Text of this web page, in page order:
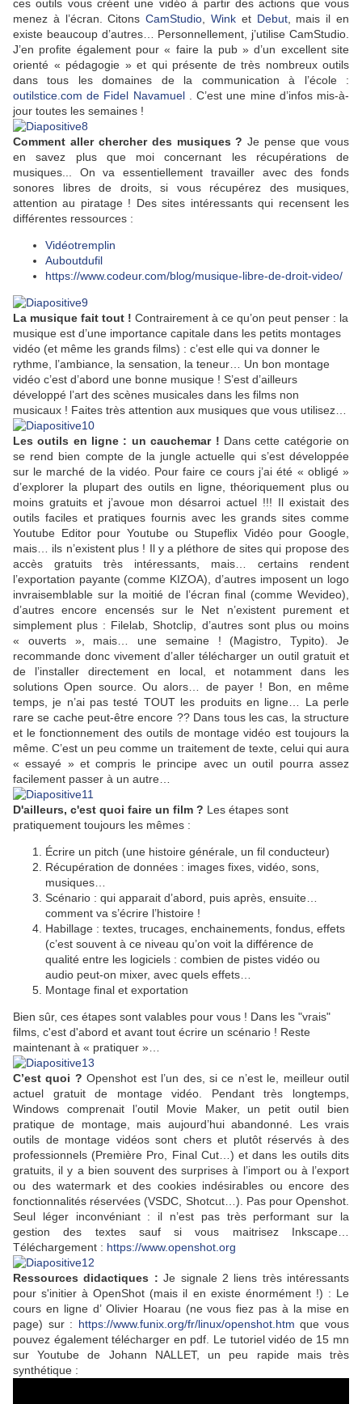
ces outils vous créent une vidéo à partir des actions que vous
menez à l’écran. CitonsCamStudio ,Wink et Debut, mais il en
existe beaucoup d’autres… Personnellement, j’utilise CamStudio.
J’en profite également pour « faire la pub » d’un excellent site
orienté « pédagogie » et qui présente de très nombreux outils
dans tous les domaines de la communication à l’école :
outilstice.com de Fidel Navamuel. C’est une mine d’infos mis-à-
jour toutes les semaines !
Comment aller chercher des musiques ?Je pense que vous
en savez plus que moi concernant les récupérations de
musiques... On va essentiellement travailler avec des fonds
sonores libres de droits, si vous récupérez des musiques,
attention au piratage ! Des sites intéressants qui recensent les
différentes ressources :
Vidéotremplin
Auboutdufil
https://www.codeur.com/blog/musique-libre-de-droit-video/
La musique fait tout ! Contrairement à ce qu’on peut penser : la
musique est d’une importance capitale dans les petits montages
vidéo (et même les grands films) : c’est elle qui va donner le
rythme, l’ambiance, la sensation, la teneur… Un bon montage
vidéo c’est d’abord une bonne musique ! S’est d’ailleurs
développé l’art des scènes musicales dans les films non
musicaux ! Faites très attention aux musiques que vous utilisez…
Les outils en ligne : un cauchemar ! Dans cette catégorie on
se rend bien compte de la jungle actuelle qui s’est développée
sur le marché de la vidéo. Pour faire ce cours j’ai été « obligé »
d’explorer la plupart des outils en ligne, théoriquement plus ou
moins gratuits et j’avoue mon désarroi actuel !!! Il existait des
outils faciles et pratiques fournis avec les grands sites comme
Youtube Editor pour Youtube ou Stupeflix Vidéo pour Google,
mais… ils n’existent plus ! Il y a pléthore de sites qui propose des
accès gratuits très intéressants, mais… certains rendent
l’exportation payante (comme KIZOA), d’autres imposent un logo
invraisemblable sur la moitié de l’écran final (comme Wevideo),
d’autres encore encensés sur le Net n’existent purement et
simplement plus : Filelab, Shotclip, d’autres sont plus ou moins
« ouverts », mais… une semaine ! (Magistro, Typito). Je
recommande donc vivement d’aller télécharger un outil gratuit et
de l’installer directement en local, et notamment dans les
solutions Open source. Ou alors… de payer ! Bon, en même
temps, je n’ai pas testé TOUT les produits en ligne… La perle
rare se cache peut-être encore ?? Dans tous les cas, la structure
et le fonctionnement des outils de montage vidéo est toujours la
même. C’est un peu comme un traitement de texte, celui qui aura
« essayé » et compris le principe avec un outil pourra assez
facilement passer à un autre…
D'ailleurs, c'est quoi faire un film ? Les étapes sont
pratiquement toujours les mêmes :
Écrire un pitch (une histoire générale, un fil conducteur)
Récupération de données : images fixes, vidéo, sons,
musiques…
Scénario : qui apparait d’abord, puis après, ensuite…
comment va s’écrire l’histoire !
Habillage : textes, trucages, enchainements, fondus, effets
(c’est souvent à ce niveau qu’on voit la différence de
qualité entre les logiciels : combien de pistes vidéo ou
audio peut-on mixer, avec quels effets…
Montage final et exportation
Bien sûr, ces étapes sont valables pour vous ! Dans les "vrais"
films, c'est d'abord et avant tout écrire un scénario ! Reste
maintenant à « pratiquer »…
C’est quoi ?Openshot est l’un des, si ce n’est le, meilleur outil
actuel gratuit de montage vidéo. Pendant très longtemps,
Windows comprenait l’outil Movie Maker, un petit outil bien
pratique de montage, mais aujourd’hui abandonné. Les vrais
outils de montage vidéos sont chers et plutôt réservés à des
professionnels (Première Pro, Final Cut…) et dans les outils dits
gratuits, il y a bien souvent des surprises à l’import ou à l’export
ou des watermark et des cookies indésirables ou encore des
fonctionnalités réservées (VSDC, Shotcut…). Pas pour Openshot.
Seul léger inconvéniant : il n’est pas très performant sur la
gestion des textes sauf si vous maitrisez Inkscape…
Téléchargement : https://www.openshot.org
Ressources didactiques :Je signale 2 liens très intéressants
pour s'initier à OpenShot (mais il en existe énormément !) : Le
cours en ligne d’ Olivier Hoarau (ne vous fiez pas à la mise en
page) sur : https://www.funix.org/fr/linux/openshot.htm que vous
pouvez également télécharger en pdf. Le tutoriel vidéo de 15 mn
sur Youtube de Johann NALLET, un peu rapide mais très
synthétique :